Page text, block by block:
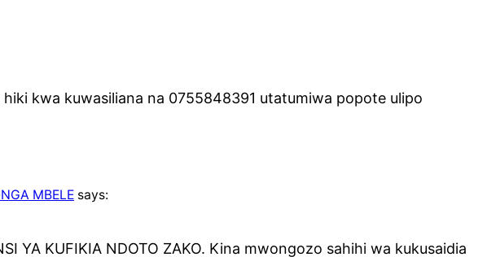
kwa kuwasiliana na 0755848391 utatumiwa popote ulipo
MBELE says:
KUFIKIA NDOTO ZAKO. Kina mwongozo sahihi wa kukusaidia